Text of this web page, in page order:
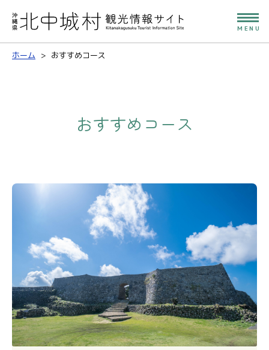
MENU
ホーム おすすめコース
おすすめコース